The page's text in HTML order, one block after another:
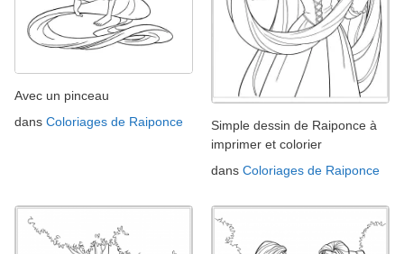
Avec un pinceau
dans Coloriages de Raiponce
Simple dessin de Raiponce à
imprimer et colorier
dans Coloriages de Raiponce